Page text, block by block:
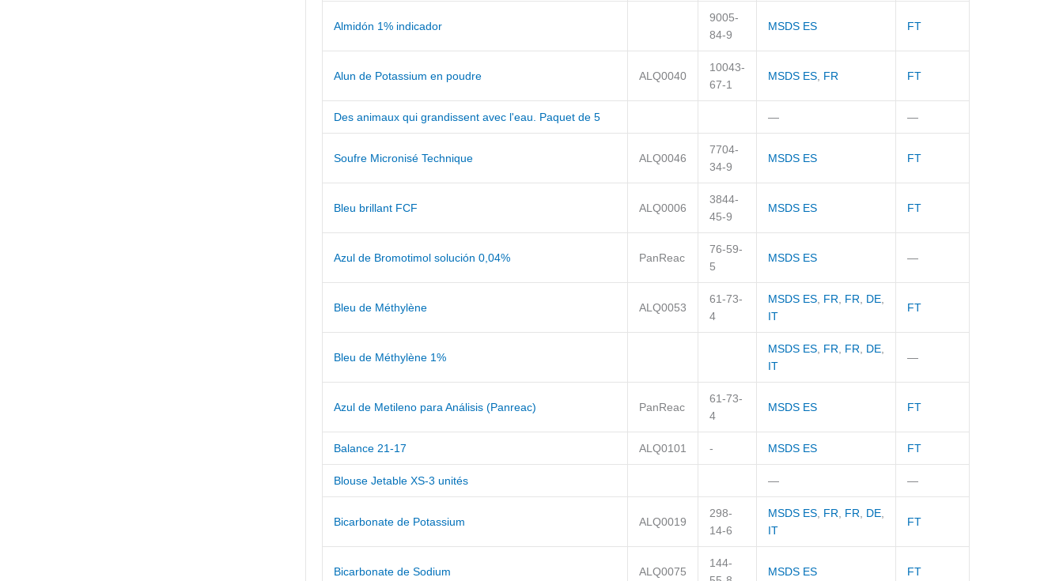
Almidón 1% indicador
9005-
84-9
MSDS ES FT
Alun de Potassium en poudre ALQ0040
10043-
67-1
MSDS ES, FR FT
Des animaux qui grandissent avec l'eau. Paquet de 5 — —
Soufre Micronisé Technique ALQ0046
7704-
34-9
MSDS ES FT
Bleu brillant FCF ALQ0006
3844-
45-9
MSDS ES FT
Azul de Bromotimol solución 0,04% PanReac
76-59-
5
MSDS ES —
Bleu de Méthylène ALQ0053
61-73-
4
MSDS ES, FR, FR, DE,
IT
FT
Bleu de Méthylène 1%
MSDS ES, FR, FR, DE,
IT
—
Azul de Metileno para Análisis (Panreac) PanReac
61-73-
4
MSDS ES FT
Balance 21-17 ALQ0101 - MSDS ES FT
Blouse Jetable XS-3 unités — —
Bicarbonate de Potassium ALQ0019
298-
14-6
MSDS ES, FR, FR, DE,
IT
FT
Bicarbonate de Sodium ALQ0075
144-
MSDS ES FT